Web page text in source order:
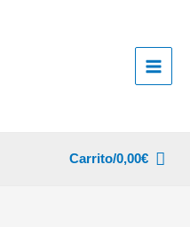
Carrito/0,00€